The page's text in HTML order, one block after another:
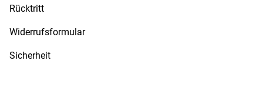
Rücktritt
Widerrufsformular
Sicherheit